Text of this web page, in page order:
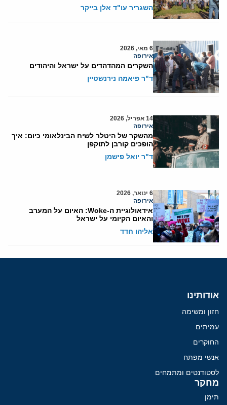
השגריר עו"ד אלן בייקר
6 מאי, 2026
אירופה
השקרים המהדהדים על ישראל והיהודים
ד"ר פיאמה נירנשטיין
14 אפריל, 2026
אירופה
מהשקר של היטלר לשיח הבינלאומי כיום: איך
הופכים קורבן לתוקפן
ד"ר יואל פישמן
6 ינואר, 2026
אירופה
אידאולוגיית ה-Woke: האיום על המערב
והאיום הקיומי על ישראל
אליהו חדד
אודותינו
חזון ומשימה
עמיתים
החוקרים
אנשי מפתח
לסטודנטים ומתמחים
מחקר
תימן